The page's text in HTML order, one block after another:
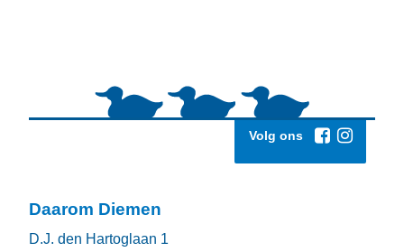
Volg ons
Daarom Diemen
D.J. den Hartoglaan 1